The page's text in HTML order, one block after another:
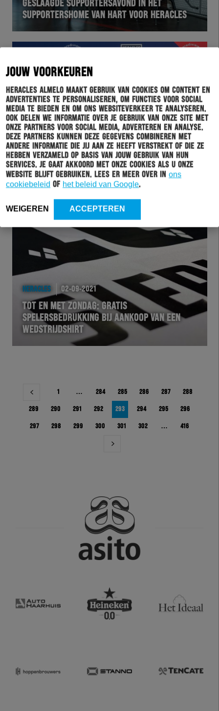
JOUW VOORKEUREN
Heracles Almelo maakt gebruik van cookies om content en
advertenties te personaliseren, om functies voor social
media te bieden en om ons websiteverkeer te analyseren.
Ook delen we informatie over je gebruik van onze site met
onze partners voor social media, adverteren en analyse.
Deze partners kunnen deze gegevens combineren met
andere informatie die jij aan ze heeft verstrekt of die ze
hebben verzameld op basis van jouw gebruik van hun
services. Je gaat akkoord met onze cookies als u onze
website blijft gebruiken. Lees er meer over in ons
cookiebeleid of het beleid van Google.
WEIGEREN ACCEPTEREN
GESLAAGDE SUPPORTERSAVOND IN HET
SUPPORTERSHOME VAN HART VOOR HERACLES
HERACLES 03-09-2021
HERACLES TV MET TIM GILISSEN EN KAJ
SIERHUIS
HERACLES 02-09-2021
TOT EN MET ZONDAG: GRATIS
SPELERSBEDRUKKING BIJ AANKOOP VAN EEN
WEDSTRIJDSHIRT
Berichtnavigatie
1 … 284 285 286 287 288
289 290 291 292 293 294 295 296
297 298 299 300 301 302 … 416